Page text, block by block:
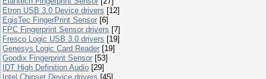
Etron USB 3.0 Device drivers [12]
EgisTec FingerPrint Sensor [6]
FPC Fingerprint Sensor drivers [7]
Fresco Logic USB 3.0 drivers [19]
Genesys Logic Card Reader [19]
Goodix Fingerprint Sensor [53]
IDT High Definition Audio [29]
Intel Chipset Device drivers [45]